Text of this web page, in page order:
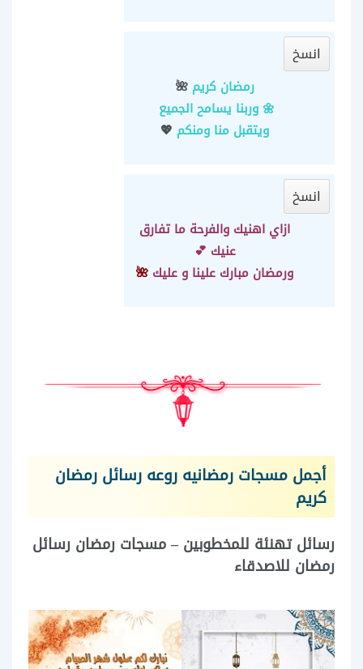
انسخ
رمضان كريم 🌺
🌼 وربنا يسامح الجميع
ويتقبل منا ومنكم 💖
انسخ
ازاي اهنيك والفرحة ما تفارق
عنيك 💕
ورمضان مبارك علينا و عليك 🌺
أجمل مسجات رمضانيه روعه رسائل رمضان
كريم
رسائل تهنئة للمخطوبين – مسجات رمضان رسائل
رمضان للاصدقاء